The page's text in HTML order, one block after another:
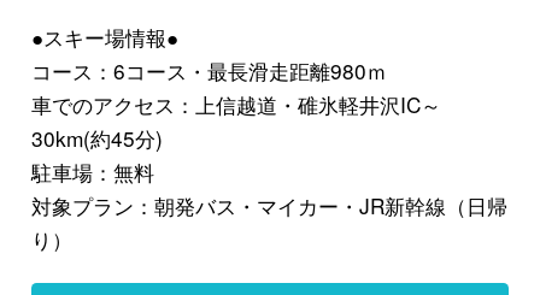
●スキー場情報●
コース：6コース・最長滑走距離980ｍ
車でのアクセス：上信越道・碓氷軽井沢IC～
30km(約45分)
駐車場：無料
対象プラン：朝発バス・マイカー・JR新幹線（日帰
り）